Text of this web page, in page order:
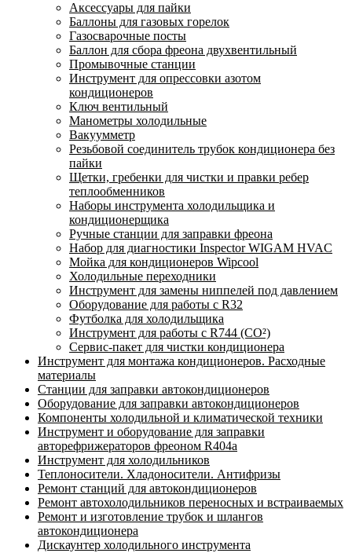
Аксессуары для пайки
Баллоны для газовых горелок
Газосварочные посты
Баллон для сбора фреона двухвентильный
Промывочные станции
Инструмент для опрессовки азотом
кондиционеров
Ключ вентильный
Манометры холодильные
Вакуумметр
Резьбовой соединитель трубок кондиционера без
пайки
Щетки, гребенки для чистки и правки ребер
теплообменников
Наборы инструмента холодильщика и
кондиционерщика
Ручные станции для заправки фреона
Набор для диагностики Inspector WIGAM HVAC
Мойка для кондиционеров Wipcool
Холодильные переходники
Инструмент для замены ниппелей под давлением
Оборудование для работы с R32
Футболка для холодильщика
Инструмент для работы с R744 (CO²)
Сервис-пакет для чистки кондиционера
Инструмент для монтажа кондиционеров. Расходные
материалы
Станции для заправки автокондиционеров
Оборудование для заправки автокондиционеров
Компоненты холодильной и климатической техники
Инструмент и оборудование для заправки
авторефрижераторов фреоном R404a
Инструмент для холодильников
Теплоносители. Хладоносители. Антифризы
Ремонт станций для автокондиционеров
Ремонт автохолодильников переносных и встраиваемых
Ремонт и изготовление трубок и шлангов
автокондиционера
Дискаунтер холодильного инструмента